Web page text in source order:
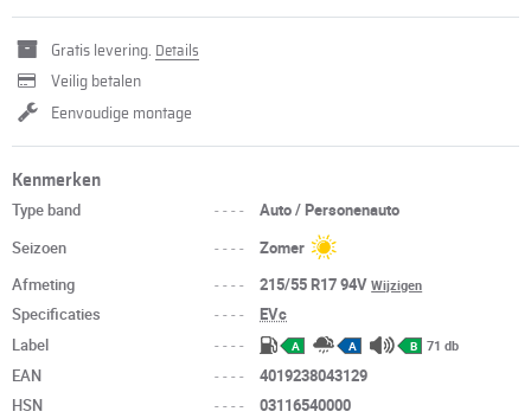
Gratis levering. Details
Veilig betalen
Eenvoudige montage
Kenmerken
Type band ----
Auto / Personenauto
Seizoen
----
Zomer
Afmeting
---- 215/55 R17 94VWijzigen
Specificaties ----
EVc
Label
---- A A B 71 db
EAN ----
4019238043129
HSN
---- 03116540000